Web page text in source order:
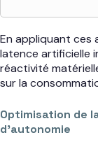
En appliquant ces
latence artificielle
réactivité
sur la
Optimisation de
d’autonomie